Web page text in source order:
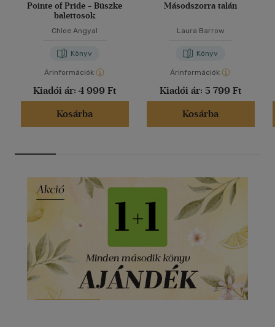
Pointe of Pride - Büszke
balettosok
Chloe Angyal
Könyv
Árinformációk
Kiadói ár: 4 999 Ft
Kosárba
Másodszorra talán
Laura Barrow
Könyv
Árinformációk
Kiadói ár: 5 799 Ft
Kosárba